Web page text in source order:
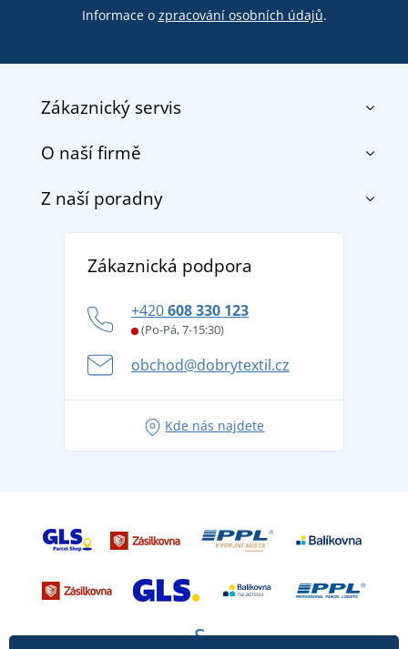
Informace o zpracování osobních údajů.
Zákaznický servis
Kontakt
Doprava a platba
Vrácení zboží a reklamace
Potisk a výšivka
Věrnostní program BONTIS +
O naší firmě
O nás
DobrýTextil pro firmy a organizace
Z naší poradny
tradicí od roku 1976
Letní dobrodružství začíná balením aneb připravte
se na dovolenou bez starostí
Zákaznická podpora
+420608 330 123
(Po-Pá, 7-15:30)
obchod@dobrytextil.cz
Kde nás najdete